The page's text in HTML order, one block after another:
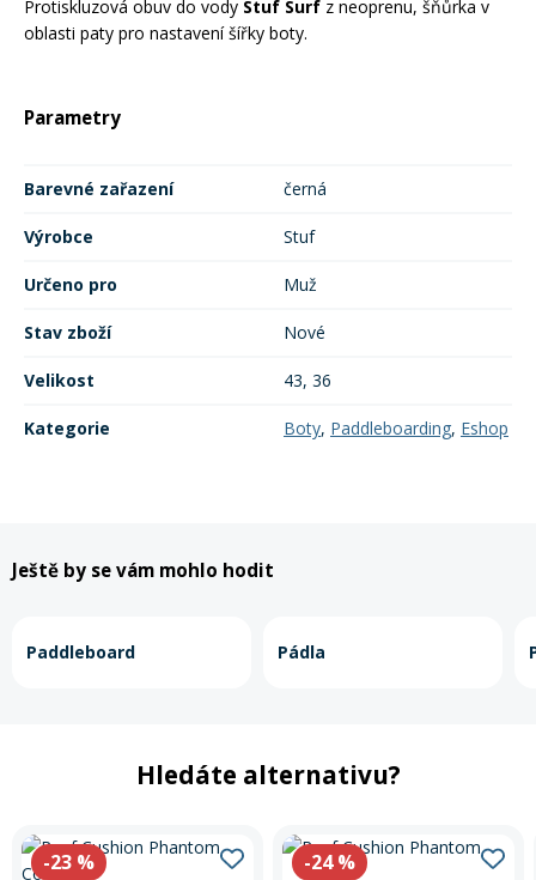
Protiskluzová obuv do vody Stuf Surf z neoprenu, šňůrka v
oblasti paty pro nastavení šířky boty.
Parametry
Barevné zařazení černá
Výrobce Stuf
Určeno pro Muž
Stav zboží Nové
Velikost 43, 36
Kategorie Boty, Paddleboarding, Eshop
Ještě by se vám mohlo hodit
Paddleboard Pádla
Hledáte alternativu?
-23 % -24%